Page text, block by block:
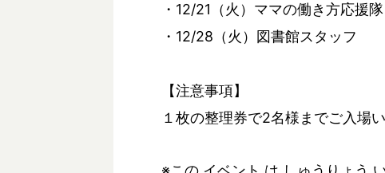
・12/21（火）ママの働き方応援
・12/28（火）図書館スタッフ
【注意事項】
１枚の整理券で2名様までご入場